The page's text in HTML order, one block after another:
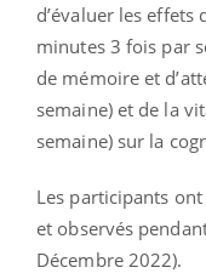
d’évaluer les effets
minutes 3 fois par
de mémoire et
semaine) et de la
semaine) sur la
Les participants
et observés
Décembre 2022).